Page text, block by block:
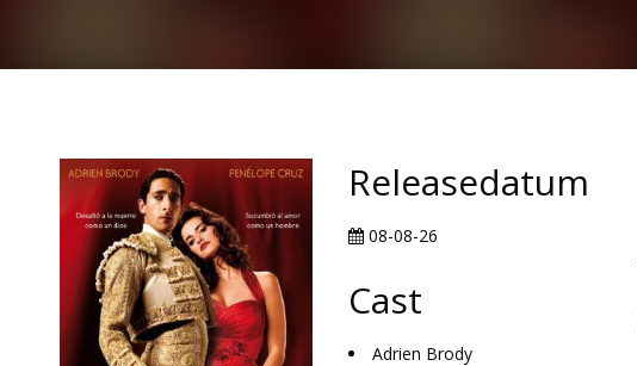
Releasedatum
08-08-26
Cast
Adrien Brody